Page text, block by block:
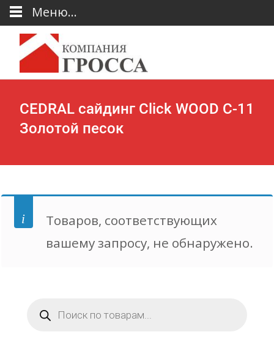
CEDRAL сайдинг Click WOOD С-11
Золотой песок
Товаров, соответствующих
вашему запросу, не обнаружено.
товаров
Меню...